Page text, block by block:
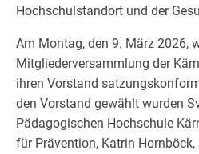
Hochschulstandort und der
Am Montag, den 9. März 2026,
Mitgliederversammlung der
ihren Vorstand
den Vorstand gewählt wurden
Pädagogischen Hochschule
für Prävention, Katrin Hornböck,